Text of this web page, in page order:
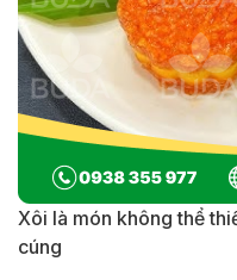
Xôi là món không thể
cúng